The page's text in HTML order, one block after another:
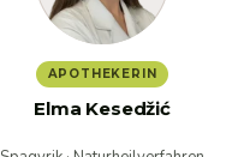
APOTHEKERIN
Elma Kesedžić